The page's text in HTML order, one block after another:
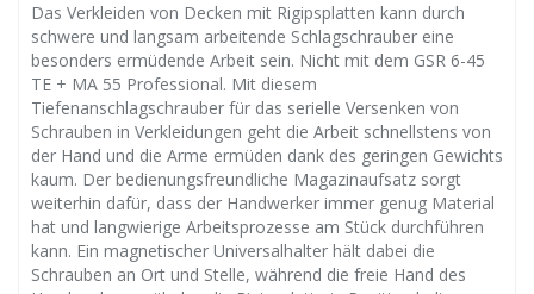
Das Verkleiden von Decken mit Rigipsplatten kann durch
schwere und langsam arbeitende Schlagschrauber eine
besonders ermüdende Arbeit sein. Nicht mit dem GSR 6-45
TE + MA 55 Professional. Mit diesem
Tiefenanschlagschrauber für das serielle Versenken von
Schrauben in Verkleidungen geht die Arbeit schnellstens von
der Hand und die Arme ermüden dank des geringen Gewichts
kaum. Der bedienungsfreundliche Magazinaufsatz sorgt
weiterhin dafür, dass der Handwerker immer genug Material
hat und langwierige Arbeitsprozesse am Stück durchführen
kann. Ein magnetischer Universalhalter hält dabei die
Schrauben an Ort und Stelle, während die freie Hand des